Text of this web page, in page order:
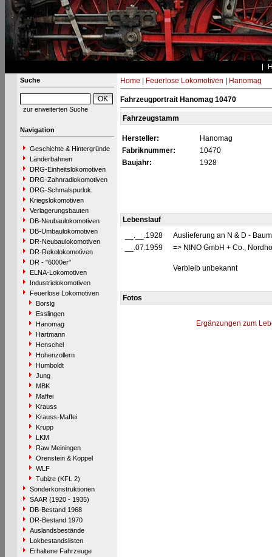
Suche
zur erweiterten Suche
Navigation
Geschichte & Hintergründe
Länderbahnen
DRG-Einheitslokomotiven
DRG-Zahnradlokomotiven
DRG-Schmalspurlok.
Kriegslokomotiven
Verlagerungsbauten
DB-Neubaulokomotiven
DB-Umbaulokomotiven
DR-Neubaulokomotiven
DR-Rekolokomotiven
DR - "6000er"
ELNA-Lokomotiven
Industrielokomotiven
Feuerlose Lokomotiven
Borsig
Esslingen
Hanomag
Hartmann
Henschel
Hohenzollern
Humboldt
Jung
MBK
Maffei
Krauss
Krauss-Maffei
Krupp
LKM
Raw Meiningen
Orenstein & Koppel
WLF
Tubize (KFL 2)
Sonderkonstruktionen
SAAR (1920 - 1935)
DB-Bestand 1968
DR-Bestand 1970
Auslandsbestände
Lokbestandslisten
Erhaltene Fahrzeuge
Home Feuerlose Lokomotiven Hanomag
Fahrzeugportrait Hanomag 10470
Fahrzeugstamm
Hersteller:
Hanomag
Fabriknummer:
10470
Baujahr:
1928
Lebenslauf
__.__.1928
Auslieferung an N & D -
__.07.1959
=> NINO GmbH + Co.,
Verbleib unbekannt
Fotos
Ergänzungen zum